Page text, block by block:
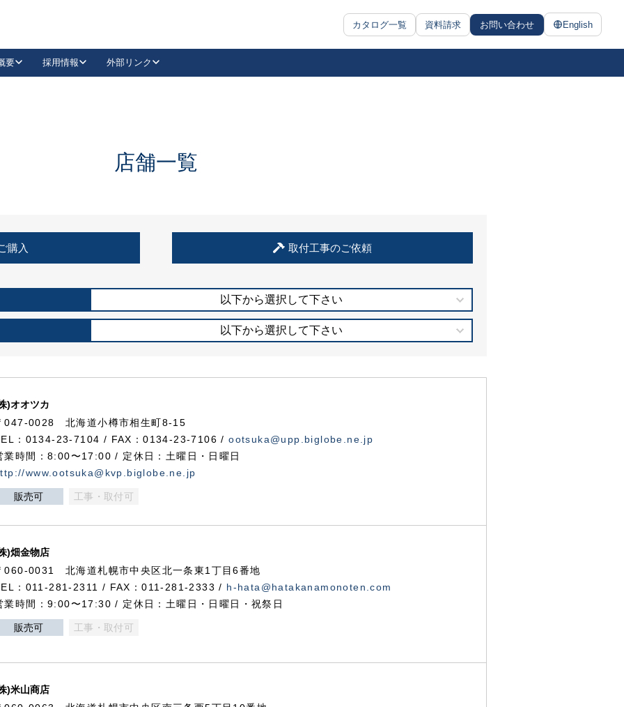
カタログ一覧 資料請求 お問い合わせ English
抗ウイルス・抗菌製品
要 採用情報 外部リンク
LinkedIn
住宅使用部材標準化推進協議会
店舗一覧
購入 取付工事のご依頼
以下から選択して下さい
以下から選択して下さい
)オオツカ
047-0028 北海道小樽市相生町8-15
：0134-23-7104 / FAX：0134-23-7106 /ootsuka@upp.biglobe.ne.jp
業時間：8:00〜17:00 / 定休日：土曜日・日曜日
www.ootsuka@kvp.biglobe.ne.jp
販売可 工事・取付可
)畑金物店
060-0031 北海道札幌市中央区北一条東1丁目6番地
：011-281-2311 / FAX：011-281-2333 / h-hata@hatakanamonoten.com
業時間：9:00〜17:30 / 定休日：土曜日・日曜日・祝祭日
販売可 工事・取付可
)米山商店